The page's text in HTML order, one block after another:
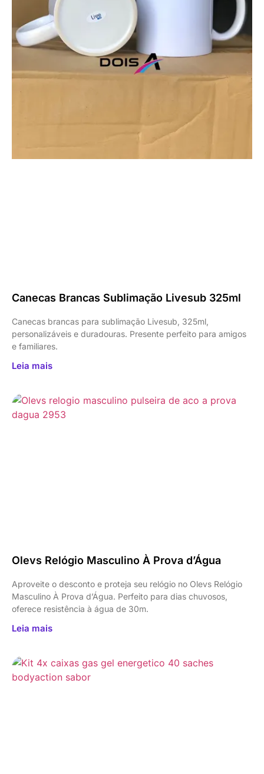
Canecas Brancas Sublimação Livesub 325ml
Canecas brancas para sublimação Livesub, 325ml,
personalizáveis e duradouras. Presente perfeito para amigos
e familiares.
Leia mais
Olevs Relógio Masculino À Prova d’Água
Aproveite o desconto e proteja seu relógio no Olevs Relógio
Masculino À Prova d’Água. Perfeito para dias chuvosos,
oferece resistência à água de 30m.
Leia mais